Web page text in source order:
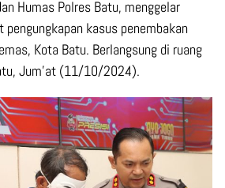
Humas Polres Batu, menggelar
kasus penembakan
Kota Batu. Berlangsung di ruang
Jum’at (11/10/2024).